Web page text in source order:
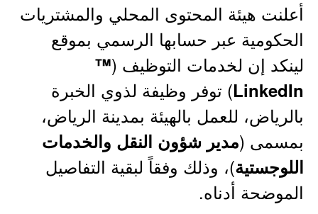
أعلنت هيئة المحتوى المحلي والمشتريات
الحكومية عبر حسابها الرسمي بموقع
لينكد إن لخدمات التوظيف (™
LinkedIn) توفر وظيفة لذوي الخبرة
بالرياض، للعمل بالهيئة بمدينة الرياض،
بمسمى (مدير شؤون النقل والخدمات
اللوجستية)، وذلك وفقاً لبقية التفاصيل
الموضحة أدناه.